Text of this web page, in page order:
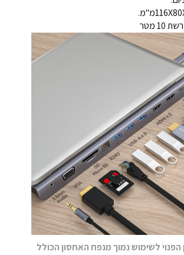
10 מטר
לשימוש נמוך מנפח האחסון הכולל